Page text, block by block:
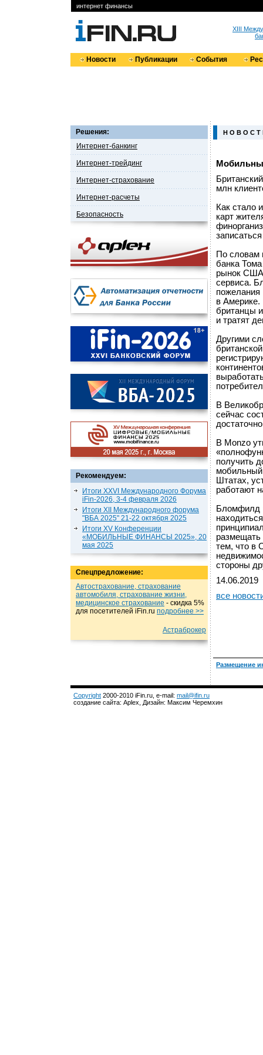
интернет финансы
XIII
Новости Публикации События
Решения:
Интернет-банкинг
Интернет-трейдинг
Интернет-страхование
Интернет-расчеты
Безопасность
Рекомендуем:
Итоги XXVI Международного Форума
iFin-2026, 3-4 февраля 2026
Итоги XII Международного форума
"ВБА 2025" 21-22 октября 2025
Итоги XV Конференции
«МОБИЛЬНЫЕ ФИНАНСЫ 2025», 20
мая 2025
Спецпредложение:
Автострахование, страхование
автомобиля, страхование жизни,
медицинское страхование - cкидка 5%
для посетителей iFin.ru подробнеe >>
Астраброкер
Н О В О С Т
млн
Как стало
карт
По словам
банка
рынок США
сервиса.
пожелания
в Америке.
британцы
и тратят
Другими
В
сейчас
В Monzo
получить
мобильный
Штатах,
работают
Бломфилд
размещать
тем, что в
стороны
14.06.2019
все
Размещение
Copyright 2000-2010 iFin.ru, e-mail: mail@ifin.ru
создание сайта: Aplex, Дизайн: Максим Черемхин